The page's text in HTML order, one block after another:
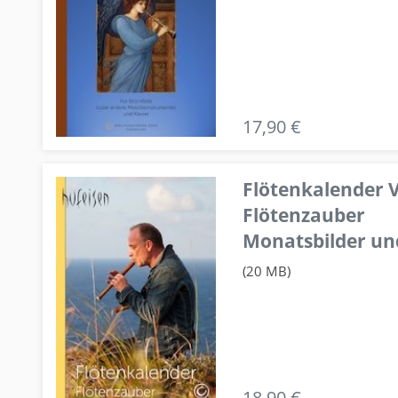
17,90 €
Flötenkalender
Flötenzauber
Monatsbilder
(20 MB)